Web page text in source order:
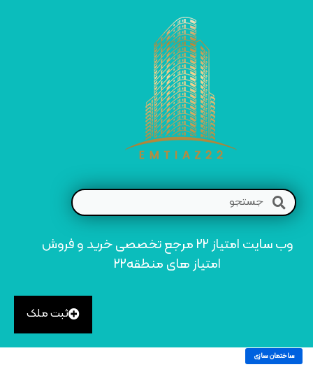
وب سایت امتیاز 22 مرجع تخصصی خرید و فروش
امتیاز های منطقه22
ثبت ملک
ساختمان سازی